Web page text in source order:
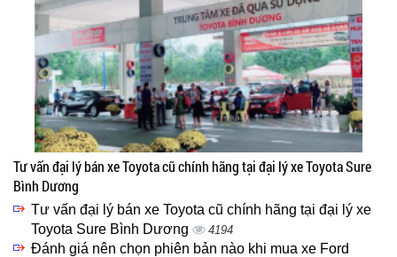
Tư vấn đại lý bán xe Toyota cũ chính hãng tại đại lý xe Toyota Sure
Bình Dương
Tư vấn đại lý bán xe Toyota cũ chính hãng tại đại lý xe
Toyota Sure Bình Dương
4194
Đánh giá nên chọn phiên bản nào khi mua xe Ford